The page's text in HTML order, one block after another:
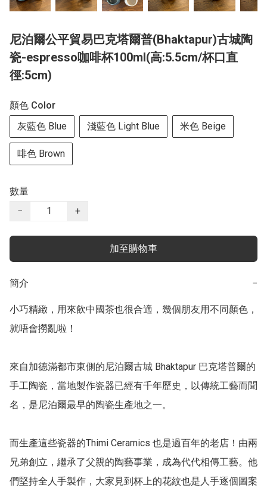
尼泊爾公平貿易巴克塔爾普(Bhaktapur)古城陶
瓷-espresso咖啡杯100ml(高:5.5cm/杯口直
徑:5cm)
顏色 Color
灰藍色 Blue
淺藍色 Light Blue 米色 Beige
啡色 Brown
數量
−
+
加至購物車
簡介 −
小巧精緻，用來飲中國茶也很合適，幾個朋友用不同顏色，
就唔會撈亂啦！
來自加德滿都市東側的尼泊爾古城 Bhaktapur 巴克塔普爾的
手工陶瓷，當地製作瓷器已經有千年歷史，以傳統工藝而聞
名，是尼泊爾最早的陶瓷生產地之一。
而生產這些瓷器的Thimi Ceramics 也是過百年的老店！由兩
兄弟創立，繼承了父親的陶藝事業，成為代代相傳工藝。他
們堅持全人手製作，大家見到杯上的花紋也是人手逐個圖案